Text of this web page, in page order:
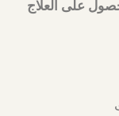
على العلاج